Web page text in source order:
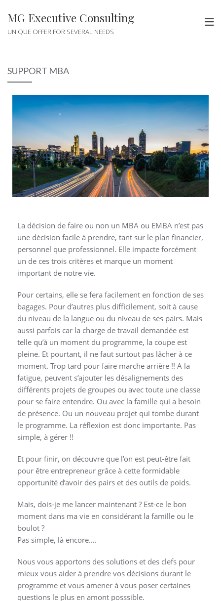
MG Executive Consulting
UNIQUE OFFER FOR SEVERAL NEEDS
SUPPORT MBA
La décision de faire ou non un MBA ou EMBA n’est pas
une décision facile à prendre, tant sur le plan financier,
personnel que professionnel. Elle impacte forcément
un de ces trois critères et marque un moment
important de notre vie.
Pour certains, elle se fera facilement en fonction de ses
bagages. Pour d’autres plus difficilement, soit à cause
du niveau de la langue ou du niveau de ses pairs. Mais
aussi parfois car la charge de travail demandée est
telle qu’à un moment du programme, la coupe est
pleine. Et pourtant, il ne faut surtout pas lâcher à ce
moment. Trop tard pour faire marche arrière !! A la
fatigue, peuvent s’ajouter les désalignements des
différents projets de groupes ou avec toute une classe
pour se faire entendre. Ou avec la famille qui a besoin
de présence. Ou un nouveau projet qui tombe durant
le programme. La réflexion est donc importante. Pas
simple, à gérer !!
Et pour finir, on découvre que l’on est peut-être fait
pour être entrepreneur grâce à cette formidable
opportunité d’avoir des pairs et des outils de poids.
Mais, dois-je me lancer maintenant ? Est-ce le bon
moment dans ma vie en considérant la famille ou le
boulot ?
Pas simple, là encore….
Nous vous apportons des solutions et des clefs pour
mieux vous aider à prendre vos décisions durant le
programme et vous amener à vous poser certaines
questions le plus en amont posssible.